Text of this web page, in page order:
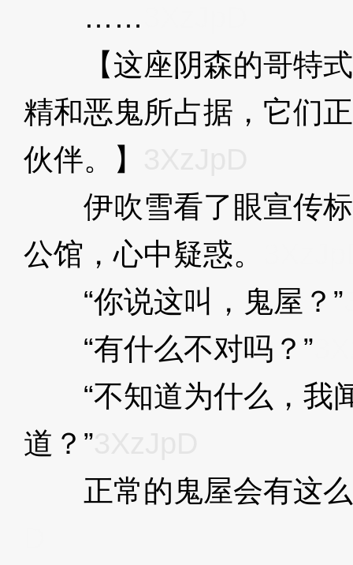
……
【这座阴森的哥特式
精和恶鬼所占据，它们
伙伴。】
伊吹雪看了眼宣传标
公馆，心中疑惑。
“你说这叫，鬼屋？”
“有什么不对吗？”
“不知道为什么，我
道？”
正常的鬼屋会有这么